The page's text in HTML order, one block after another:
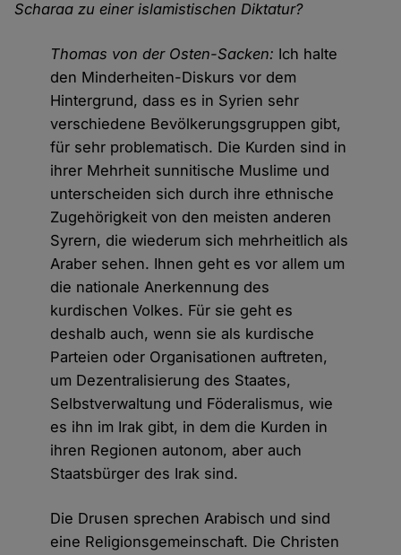
Scharaa zu einer islamistischen Diktatur?
Thomas von der Osten-Sacken: Ich halte
den Minderheiten-Diskurs vor dem
Hintergrund, dass es in Syrien sehr
verschiedene Bevölkerungsgruppen gibt,
für sehr problematisch. Die Kurden sind in
ihrer Mehrheit sunnitische Muslime und
unterscheiden sich durch ihre ethnische
Zugehörigkeit von den meisten anderen
Syrern, die wiederum sich mehrheitlich als
Araber sehen. Ihnen geht es vor allem um
die nationale Anerkennung des
kurdischen Volkes. Für sie geht es
deshalb auch, wenn sie als kurdische
Parteien oder Organisationen auftreten,
um Dezentralisierung des Staates,
Selbstverwaltung und Föderalismus, wie
es ihn im Irak gibt, in dem die Kurden in
ihren Regionen autonom, aber auch
Staatsbürger des Irak sind.
Die Drusen sprechen Arabisch und sind
eine Religionsgemeinschaft. Die Christen